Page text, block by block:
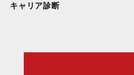
キャリア診断